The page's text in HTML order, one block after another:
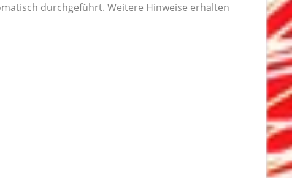
durchgeführt. Weitere Hinweise erhalten